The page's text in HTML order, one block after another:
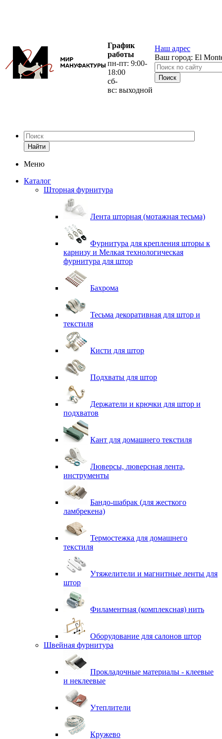
График
работы
пн-пт: 9:00-
18:00
сб-
вс: выходной
Наш адрес
Ваш город: El
Найти
Меню
Каталог
Шторная фурнитура
Лента шторная (мотажная тесьма)
Фурнитура для крепления шторы к
карнизу и Мелкая технологическая
фурнитура для штор
Бахрома
Тесьма декоративная для штор и
текстиля
Кисти для штор
Подхваты для штор
Держатели и крючки для штор и
подхватов
Кант для домашнего текстиля
Люверсы, люверсная лента,
инструменты
Бандо-шабрак (для жесткого
ламбрекена)
Термостежка для домашнего
текстиля
Утяжелители и магнитные ленты для
штор
Филаментная (комплексная) нить
Оборудование для салонов штор
Швейная фурнитура
Прокладочные материалы - клеевые
и неклеевые
Утеплители
Кружево